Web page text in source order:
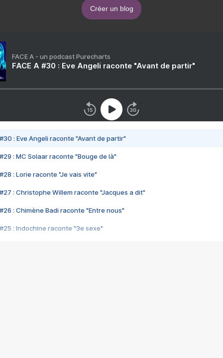
Créer un blog
FACE A - un podcast Purecharts
FACE A #30 : Eve Angeli raconte "Avant de partir"
#30 : Eve Angeli raconte "Avant de partir"
#29 : MC Solaar raconte "Bouge de là"
#28 : Lorie raconte "Je vais vite"
#27 : Christophe Willem raconte "Jacques a dit"
#26 : Chimène Badi raconte "Entre nous"
#25 : Indochine raconte "3e sexe"